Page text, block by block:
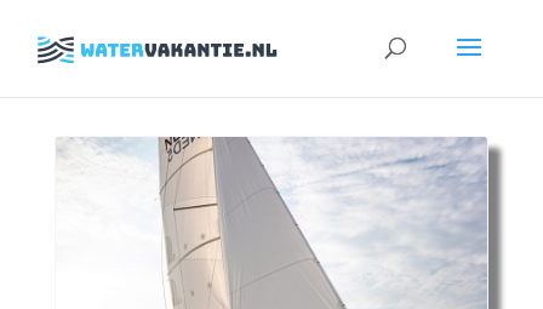
Zoeken